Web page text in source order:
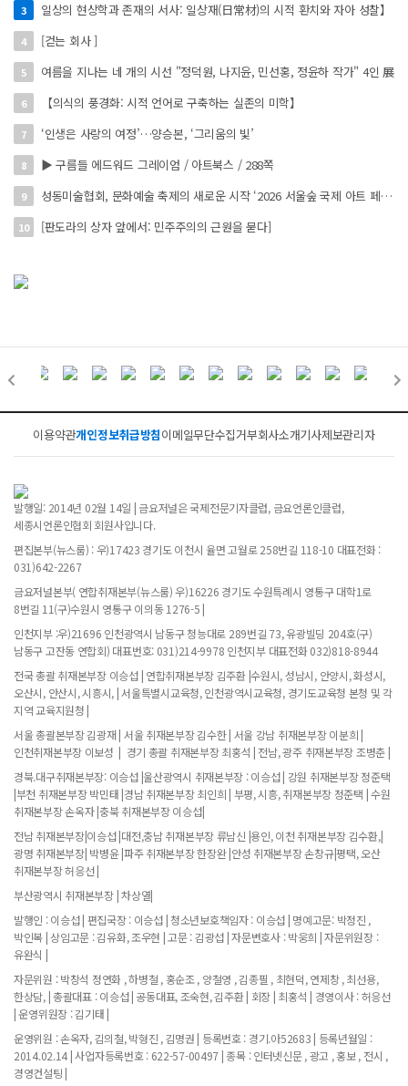
3 일상의 현상학과 존재의 서사: 일상재(日常材)의 시적 환치와 자아 성찰】
4 [걷는 회사 ]
5 여름을 지나는 네 개의 시선 "정덕원, 나지윤, 민선홍, 정윤하 작가" 4인 展
6 【의식의 풍경화: 시적 언어로 구축하는 실존의 미학】
7 ‘인생은 사랑의 여정’…양승본, ‘그리움의 빛’
8 ▶ 구름들 에드워드 그레이엄 / 아트북스 / 288쪽
9 성동미술협회, 문화예술 축제의 새로운 시작 ‘2026 서울숲 국제 아트 페스타’ 개최
10 [판도라의 상자 앞에서: 민주주의의 근원을 묻다]
이용약관개인정보취급방침이메일무단수집거부회사소개기사제보관리자
발행일: 2014년 02월 14일 | 금요저널은 국제전문기자클럽, 금요언론인클럽,
세종시언론인협회 회원사입니다.
편집본부(뉴스룸) : 우)17423 경기도 이천시 율면 고월로 258번길 118-10 대표전화 :
031)642-2267
금요저널본부( 연합취재본부(뉴스룸) 우)16226 경기도 수원특례시 영통구 대학1로
8번길 11(구)수원시 영통구 이의동 1276-5 |
인천지부 :우)21696 인천광역시 남동구 청능대로 289번길 73, 유광빌딩 204호(구)
남동구 고잔동 연합회) 대표번호: 031)214-9978 인천지부 대표전화 032)818-8944
전국 총괄 취재본부장 이승섭 | 연합취재본부장 김주환 |수원시, 성남시, 안양시, 화성시,
오산시, 안산시, 시흥시, | 서울특별시교육청, 인천광역시교육청, 경기도교육청 본청 및 각
지역 교육지원청 |
서울 총괄본부장 김광재 | 서울 취재본부장 김수한 | 서울 강남 취재본부장 이분희 |
인천취재본부장 이보성 | 경기 총괄 취재본부장 최홍석 | 전남, 광주 취재본부장 조병춘 |
경북.대구취재본부장: 이승섭 |울산광역시 취재본부장 : 이승섭 | 강원 취재본부장 정준택
|부천 취재본부장 박민태 |경남 취재본부장 최인희 | 부평, 시흥, 취재본부장 정준택 | 수원
취재본부장 손옥자 |충북 취재본부장 이승섭|
전남 취재본부장|이승섭 |대전,충남 취재본부장 류남신 |용인, 이천 취재본부장 김수환,|
광명 취재본부장| 박병윤 |파주 취재본부장 한장완 |안성 취재본부장 손창규|평택, 오산
취재본부장 허응선 |
부산광역시 취재본부장 | 차상열|
발행인 : 이승섭 | 편집국장 : 이승섭 | 청소년보호책임자 : 이승섭 | 명예고문: 박정진 ,
박인복 | 상임고문 : 김유화, 조우현 | 고문 : 김광섭 | 자문변호사 : 박웅희 | 자문위원장 :
유완식 |
자문위원 : 박창석 정연화 , 하병철 , 홍순조 , 양철영 , 김종필 , 최현덕, 연제창 , 최선용,
한상담, | 총괄대표 : 이승섭 | 공동대표, 조숙현, 김주환 | 회장 | 최홍석 | 경영이사 : 허응선
| 운영위원장 : 김기태 |
운영위원 : 손옥자, 김의철, 박형진 , 김명권 | 등록번호 : 경기.아52683 | 등록년월일 :
2014.02.14 | 사업자등록번호 : 622-57-00497 | 종목 : 인터넷신문 , 광고 , 홍보 , 전시 ,
경영컨설팅 |